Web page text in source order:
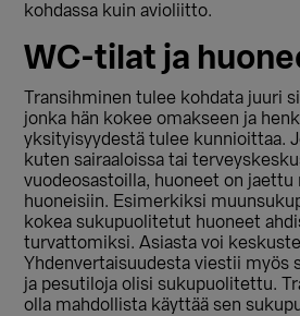
kohdassa kuin avioliitto.
WC-tilat ja
Transihminen tulee kohdata juuri
jonka hän kokee omakseen ja
yksityisyydestä tulee kunnioittaa.
kuten sairaaloissa tai
vuodeosastoilla, huoneet on jaettu
huoneisiin. Esimerkiksi
kokea sukupuolitetut huoneet
turvattomiksi. Asiasta voi
Yhdenvertaisuudesta viestii myös
ja pesutiloja olisi sukupuolitettu.
olla mahdollista käyttää sen